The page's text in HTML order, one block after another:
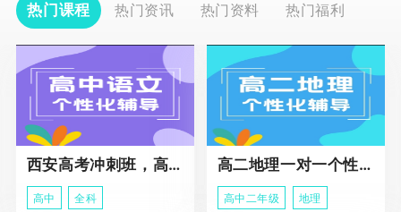
热门课程 热门资讯 热门资料 热门福利
西安高考冲刺班，高三全科辅导
高中 全科
高二地理一对一个性化冲刺辅导课程
高中二年级 地理